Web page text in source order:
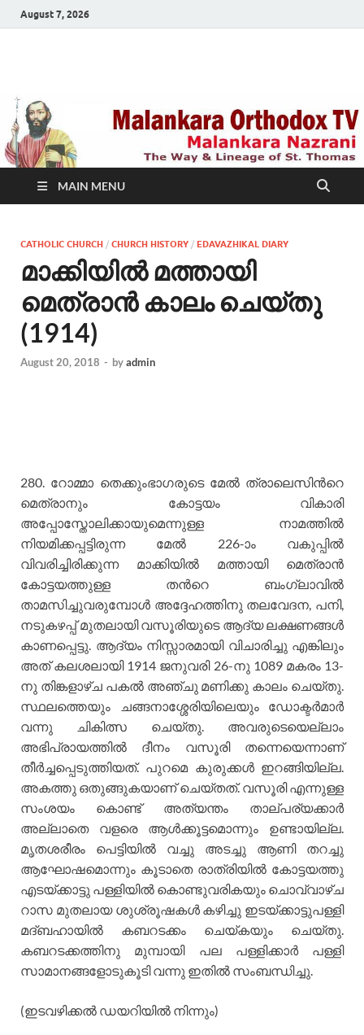
August 7, 2026
TV
MAIN MENU
CATHOLIC CHURCH / CHURCH HISTORY / EDAVAZHIKAL DIARY
മാക്കിയില്‍ മത്തായി
മെത്രാന്‍ കാലം ചെയ്തു
(1914)
August 20, 2018 - byadmin
280. റോമ്മാ തെക്കുംഭാഗരുടെ മേല്‍ ത്രാലെസിന്‍റെ
മെത്രാനും കോട്ടയം വികാരി
അപ്പോസ്തോലിക്കായുമെന്നുള്ള നാമത്തില്‍
നിയമിക്കപ്പട്ടിരുന്ന മേല്‍ 226-ാം വകുപ്പില്‍
വിവരിച്ചിരിക്കുന്ന മാക്കിയില്‍ മത്തായി മെത്രാന്‍
കോട്ടയത്തുള്ള തന്‍റെ ബംഗ്ലാവില്‍
താമസിച്ചുവരുമ്പോള്‍ അദ്ദേഹത്തിനു തലവേദന, പനി,
നടുകഴപ്പ് മുതലായി വസൂരിയുടെ ആദ്യ ലക്ഷണങ്ങള്‍
കാണപ്പെട്ടു. ആദ്യം നിസ്സാരമായി വിചാരിച്ചു എങ്കിലും
അത് കലശലായി 1914 ജനുവരി 26-നു 1089 മകരം 13-
നു തിങ്കളാഴ്ച പകല്‍ അഞ്ചു മണിക്കു കാലം ചെയ്തു.
സ്ഥലത്തെയും ചങ്ങനാശ്ശേരിയിലെയും ഡോക്ടര്‍മാര്‍
വന്നു ചികിത്സ ചെയ്തു. അവരുടെയെല്ലാം
അഭിപ്രായത്തില്‍ ദീനം വസൂരി തന്നെയെന്നാണ്
തീര്‍ച്ചപ്പെടുത്തിയത്. പുറമെ കുരുക്കള്‍ ഇറങ്ങിയില്ല.
അകത്തു ഒതുങ്ങുകയാണ് ചെയ്തത്. വസൂരി എന്നുള്ള
സംശയം കൊണ്ട് അത്യന്തം താല്പര്യക്കാര്‍
അല്ലാതെ വളരെ ആള്‍ക്കൂട്ടമൊന്നും ഉണ്ടായില്ല.
മൃതശരീരം പെട്ടിയില്‍ വച്ചു അടച്ചു ആണി തറച്ചു
ആഘോഷമൊന്നും കൂടാതെ രാത്രിയില്‍ കോട്ടയത്തു
എടയ്ക്കാട്ടു പള്ളിയില്‍ കൊണ്ടുവരികയും ചൊവ്വാഴ്ച
റാസ മുതലായ ശുശ്രൂഷകള്‍ കഴിച്ചു ഇടയ്ക്കാട്ടുപള്ളി
മദ്ബഹായില്‍ കബറടക്കം ചെയ്കയും ചെയ്തു.
കബറടക്കത്തിനു മുമ്പായി പല പള്ളിക്കാര്‍ പള്ളി
സാമാനങ്ങളോടുകൂടി വന്നു ഇതില്‍ സംബന്ധിച്ചു.
(ഇടവഴിക്കല്‍ ഡയറിയില്‍ നിന്നും)